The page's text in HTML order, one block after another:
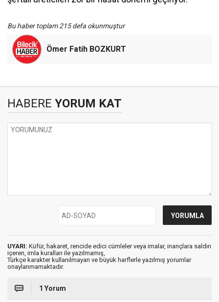
Bu haber toplam 215 defa okunmuştur
Ömer Fatih BOZKURT
HABERE YORUM KAT
UYARI: Küfür, hakaret, rencide edici cümleler veya imalar, inançlara saldırı
içeren, imla kuralları ile yazılmamış,
Türkçe karakter kullanılmayan ve büyük harflerle yazılmış yorumlar
onaylanmamaktadır.
1 Yorum